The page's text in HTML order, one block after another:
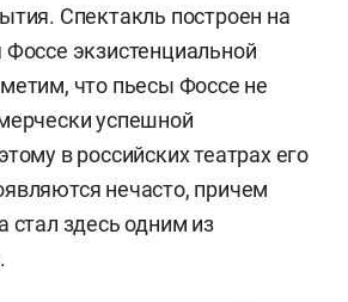
Спектакль построен на
Фоссе экзистенциальной
что пьесы Фоссе не
успешной
в российских театрах его
нечасто, причем
стал здесь одним из